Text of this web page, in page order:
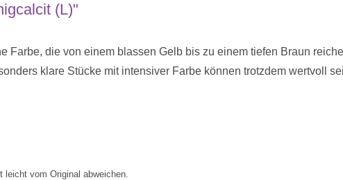
(L)"
Farbe, die von einem blassen Gelb bis zu einem tiefen Braun
klare Stücke mit intensiver Farbe können trotzdem wertvoll
leicht vom Original abweichen.